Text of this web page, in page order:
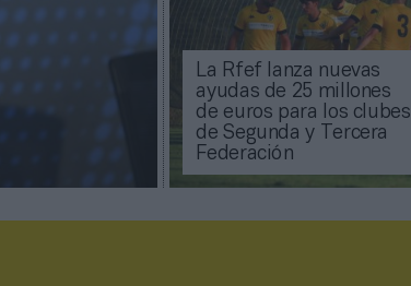
La Rfef lanza nuevas
ayudas de 25 millones
de euros para los clubes
de Segunda y Tercera
Federación